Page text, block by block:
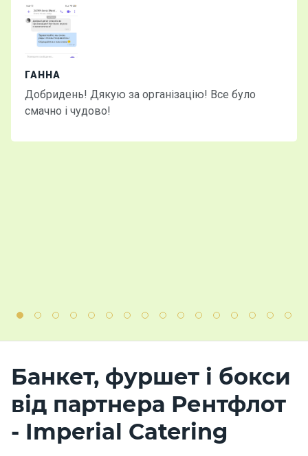
ГАННА
Добридень! Дякую за організацію! Все було
смачно і чудово!
Банкет, фуршет і бокси
від партнера Рентфлот
- Imperial Catering